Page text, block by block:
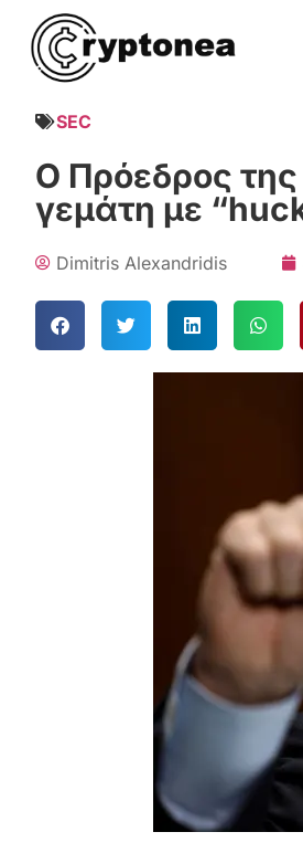
SEC
Ο Πρόεδρος της
γεμάτη με
Dimitris Alexandridis